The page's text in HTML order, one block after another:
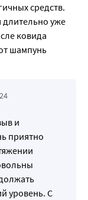
средств.
длительно уже
ковида
шампунь
D.
и
приятно
уровень. С